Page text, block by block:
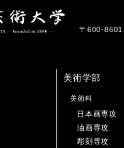
〒600-
美術学部
美術科
日本画専攻
油画専攻
彫刻専攻